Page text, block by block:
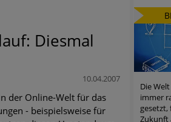
rechnen mit neue Welle an
immer unübersichtlichere Cyber-
der aktuellen Cyber-Bedrohungen
Deutsche Unternehmen
Diesmal
10.04.2007
der Online-Welt für das
- beispielsweise für
Die
immer
gesetzt,
Zukunft